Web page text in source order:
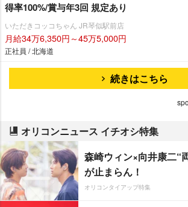
得率100%/賞与年3回 規定あり
いただきコッコちゃん JR琴似駅前店
月給34万6,350円～45万5,000円
正社員 / 北海道
続きはこちら
オリコンニュース イチオシ特集
森崎ウィン×向井康二“
が止まらん！
オリコンタイアップ特集